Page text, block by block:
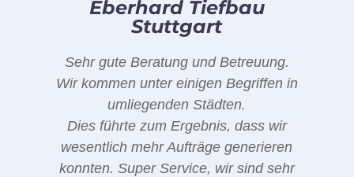
Eberhard Tiefbau
Stuttgart
Sehr gute Beratung und Betreuung.
Wir kommen unter einigen Begriffen in
umliegenden Städten.
Dies führte zum Ergebnis, dass wir
wesentlich mehr Aufträge generieren
konnten. Super Service, wir sind sehr